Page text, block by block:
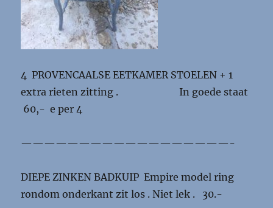
4 PROVENCAALSE EETKAMER STOELEN + 1
extra rieten zitting . In goede staat
60,- e per 4
——————————————————-
DIEPE ZINKEN BADKUIP Empire model ring
rondom onderkant zit los . Niet lek . 30.-